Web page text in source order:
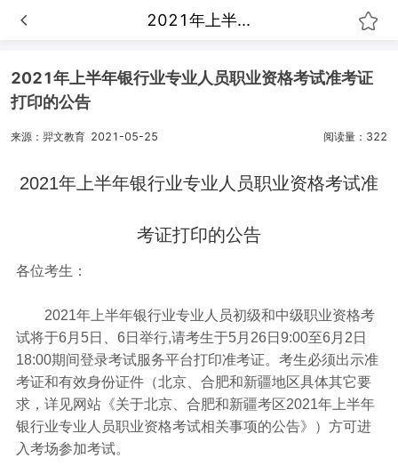
2021年上半...
2021年上半年银行业专业人员职业资格考试准考证
打印的公告
来源：羿文教育 2021-05-25 阅读量：322
2021年上半年银行业专业人员职业资格考试准
考证打印的公告
各位考生：
2021年上半年银行业专业人员初级和中级职业资格考
试将于6月5日、6日举行,请考生于5月26日9:00至6月2日
18:00期间登录考试服务平台打印准考证。考生必须出示准
考证和有效身份证件（北京、合肥和新疆地区具体其它要
求，详见网站《关于北京、合肥和新疆考区2021年上半年
银行业专业人员职业资格考试相关事项的公告》）方可进
入考场参加考试。